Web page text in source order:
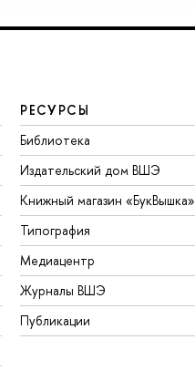
РЕСУРСЫ
Библиотека
Издательский дом ВШЭ
Книжный магазин «БукВышка»
Типография
Медиацентр
Журналы ВШЭ
Публикации